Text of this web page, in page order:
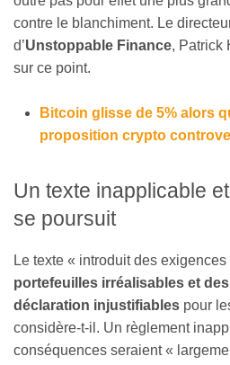
contre le blanchiment. Le
d’Unstoppable Finance, Patrick
sur ce point.
Bitcoin glisse de 5% alors
proposition crypto
Un texte inapplicable
se poursuit
Le texte « introduit des exigences
portefeuilles irréalisables et
déclaration injustifiables pour
considère-t-il. Un règlement
conséquences seraient «